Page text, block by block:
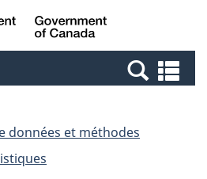
Passer
au
Passer
à
Canada
et
données et méthodes